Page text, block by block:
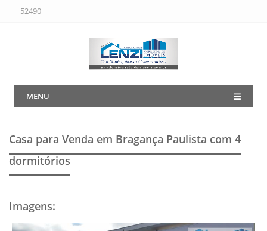
52490
MENU
Casa para Venda em Bragança Paulista com 4
dormitórios
Imagens: